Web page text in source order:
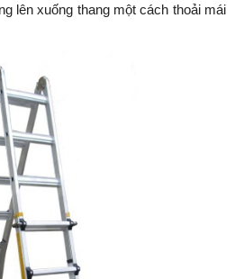
lên xuống thang một cách thoải mái